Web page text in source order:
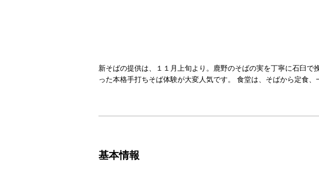
新そばの提供は、１１月上旬より。鹿野のそばの実を丁寧に石臼
った本格手打ちそば体験が大変人気です。 食堂は、そばから定食
基本情報